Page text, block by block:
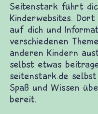
Seitenstark führt
Kinderwebsites.
auf dich und
verschiedenen
anderen Kindern
selbst etwas
seitenstark.de
Spaß und Wissen
bereit.